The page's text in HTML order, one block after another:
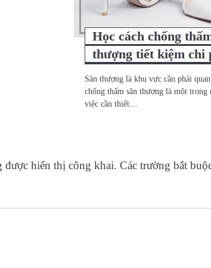
Học cách chống
thượng tiết kiệm chi
Sân thượng là khu vực cần phải quan
chống thấm sân thượng là một trong
việc cần thiết…
được hiển thị công khai. Các trường bắt